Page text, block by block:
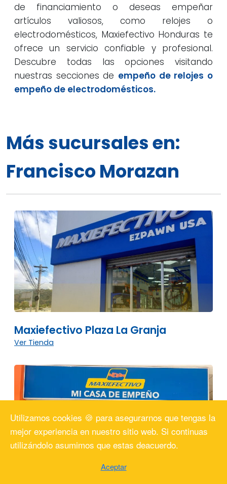
de financiamiento o deseas empeñar
artículos valiosos, como relojes o
electrodomésticos, Maxiefectivo Honduras te
ofrece un servicio confiable y profesional.
Descubre todas las opciones visitando
nuestras secciones de empeño de relojes o
empeño de electrodomésticos.
Más sucursales en:
Francisco Morazan
Maxiefectivo Plaza La Granja
Ver Tienda
Utilizamos cookies 🍪 para asegurarnos que tengas la
mejor experiencia en nuestro sitio web. Si continuas
utilizándolo asumimos que estas deacuerdo.
Aceptar